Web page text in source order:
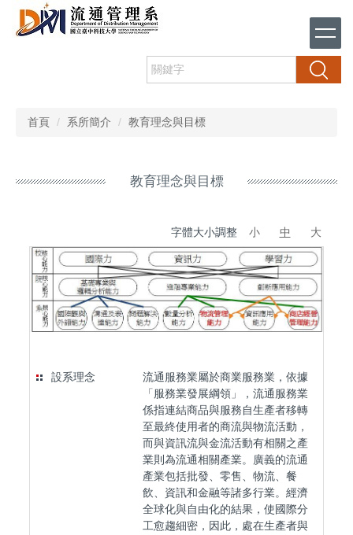
到
搜尋
首頁 系所簡介 教育理念與目標
教育理念與目標
字體大小調整 小 中 大
設系理念
流通服務業屬於商業服務業，依據
「服務業發展綱領」，流通服務業
係指連結商品與服務自生產者移轉
至最終使用者的商流與物流活動，
而與資訊流與金流活動有相關之產
業則為流通相關產業。廣義的流通
產業包括批發、零售、物流、餐
飲、資訊和金融等諸多行業。經濟
全球化與自由化的結果，使國際分
工愈趨細密，因此，處在生產者與